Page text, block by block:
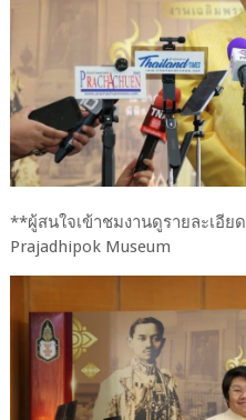
**ผู้สนใจเข้าชมงานดูรายละเอีย
Prajadhipok Museum